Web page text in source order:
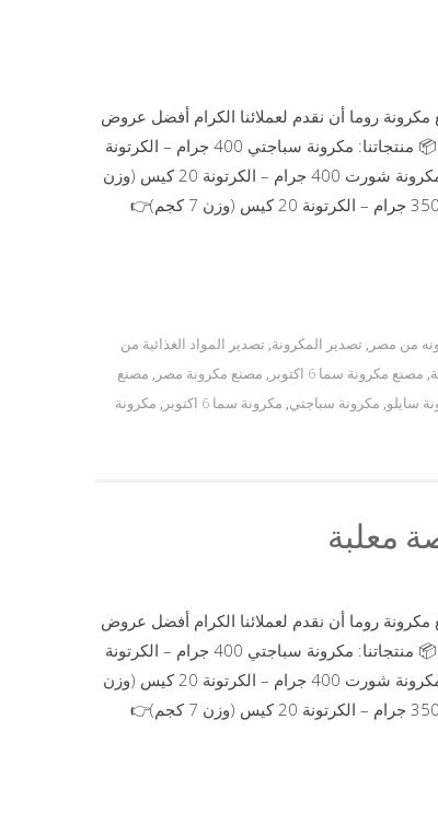
روما أن نقدم لعملائنا الكرام أفضل عروض
المكرونة المميزة بجودة عالية وأسعار منافسة للتصدير إلى جميع دول العالم: 📦 منتجاتنا: مكرونة سباجتي 400 جرام – الكرتونة
20 كيس (وزن 8 كجم)👉 سعر الكرتونة: 205 جنيه مصري – الطن 125 كرتونة. مكرونة شورت 400 جرام – الكرتونة 20 كيس (وزن
8 كجم)👉 سعر الكرتونة: 195 جنيه مصري – الطن 125 كرتونة. مكرونة شورت 350 جرام – الكرتونة 20 كيس (وزن 7 كجم)👉
من مصر , تصدير المكرونة, تصدير المواد الغذائية من
, مصنع مكرونة سما 6 اكتوبر , مصنع مكرونة مصر , مصنع
سايلو, مكرونة سباجتي, مكرونة سما 6 اكتوبر , مكرونة
معلبة
روما أن نقدم لعملائنا الكرام أفضل عروض
المكرونة المميزة بجودة عالية وأسعار منافسة للتصدير إلى جميع دول العالم: 📦 منتجاتنا: مكرونة سباجتي 400 جرام – الكرتونة
20 كيس (وزن 8 كجم)👉 سعر الكرتونة: 205 جنيه مصري – الطن 125 كرتونة. مكرونة شورت 400 جرام – الكرتونة 20 كيس (وزن
8 كجم)👉 سعر الكرتونة: 195 جنيه مصري – الطن 125 كرتونة. مكرونة شورت 350 جرام – الكرتونة 20 كيس (وزن 7 كجم)👉